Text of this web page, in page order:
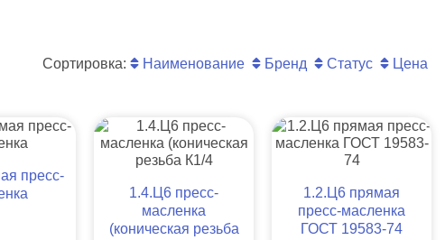
Сортировка: Наименование Бренд Статус Цена
пресс-
1.4.Ц6 пресс-
масленка
(коническая резьба
1.2.Ц6 прямая
пресс-масленка
ГОСТ 19583-74